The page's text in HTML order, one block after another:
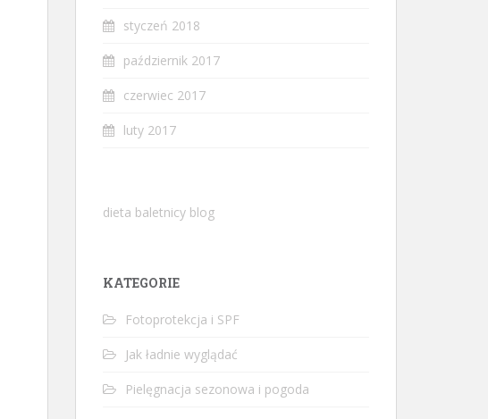
styczeń 2018
październik 2017
czerwiec 2017
luty 2017
dieta baletnicy blog
KATEGORIE
Fotoprotekcja i SPF
Jak ładnie wyglądać
Pielęgnacja sezonowa i pogoda